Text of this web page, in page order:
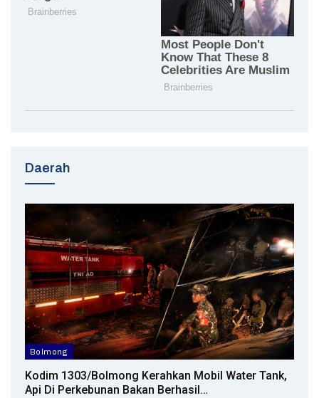
Daerah
Bolmong
Kodim 1303/Bolmong Kerahkan Mobil Water Tank,
Api Di Perkebunan Bakan Berhasil…